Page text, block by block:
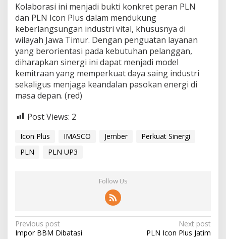
Kolaborasi ini menjadi bukti konkret peran PLN
dan PLN Icon Plus dalam mendukung
keberlangsungan industri vital, khususnya di
wilayah Jawa Timur. Dengan penguatan layanan
yang berorientasi pada kebutuhan pelanggan,
diharapkan sinergi ini dapat menjadi model
kemitraan yang memperkuat daya saing industri
sekaligus menjaga keandalan pasokan energi di
masa depan. (red)
Post Views: 2
Icon Plus IMASCO Jember
Perkuat Sinergi
PLN
PLN UP3
Follow Us
P
Previous post
Impor BBM Dibatasi
Next post
PLN Icon Plus Jatim